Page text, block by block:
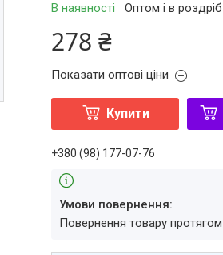
В наявності Оптом і в роздріб
278 ₴
Показати оптові ціни
Купити
+380 (98) 177-07-76
повернення товару